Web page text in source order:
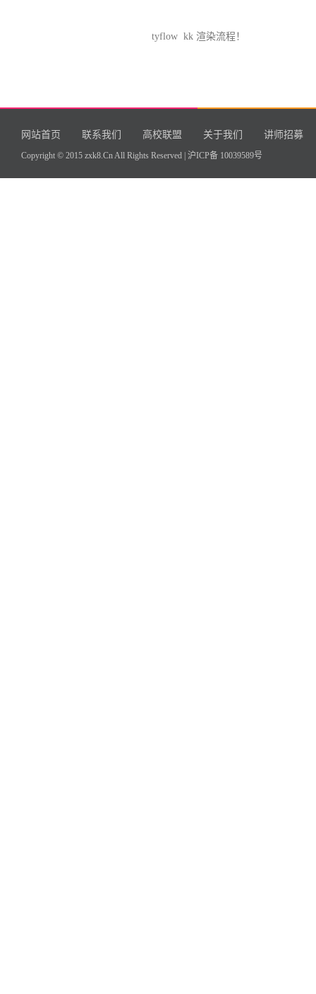
tyflow kk 渲染流程！
网站首页 联系我们 高校联盟 关于我们 讲师招募
Copyright © 2015 zxk8.Cn All Rights Reserved | 沪ICP备 10039589号